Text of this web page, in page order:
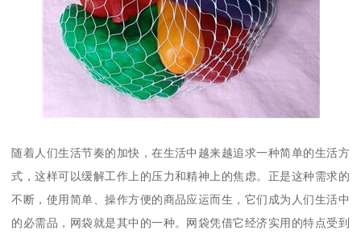
随着人们生活节奏的加快，在生活中越来越追求一种简单的生活方
式，这样可以缓解工作上的压力和精神上的焦虑。正是这种需求的
不断，使用简单、操作方便的商品应运而生，它们成为人们生活中
的必需品，网袋就是其中的一种。网袋凭借它经济实用的特点受到